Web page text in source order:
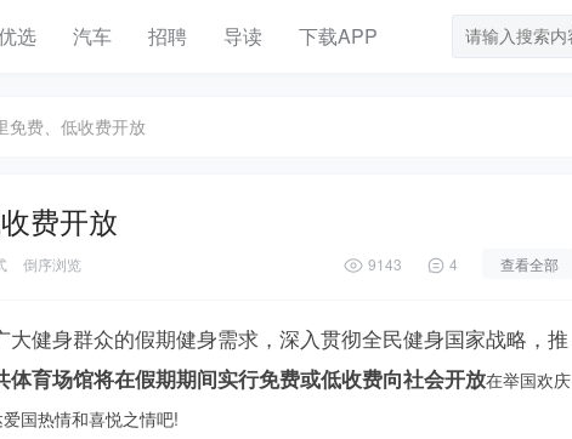
选 汽车 招聘 导读 下载APP
免费、低收费开放
费开放
倒序浏览 9143 4 查看全部
健身群众的假期健身需求，深入贯彻全民健身国家战略，推
体育场馆将在假期期间实行免费或低收费向社会开放在举国欢庆
国热情和喜悦之情吧!